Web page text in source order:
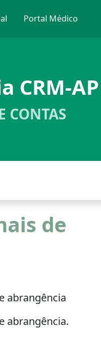
Portal Médico
CRM-AP
CONTAS
de
abrangência
abrangência.